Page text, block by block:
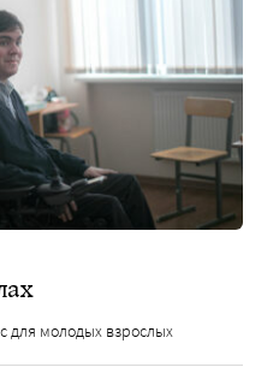
для молодых взрослых